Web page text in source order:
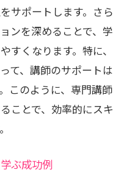
の活用法
び方と忙しい日常
びの習慣化
率的な学習プラン
ルを効果的に管理
た学習の工夫
く具体的な方法
サポートします。さら
ンを深めることで、学
すくなります。特に、
て、講師のサポートは
このように、専門講師
ことで、効率的にスキ
ぶ成功例